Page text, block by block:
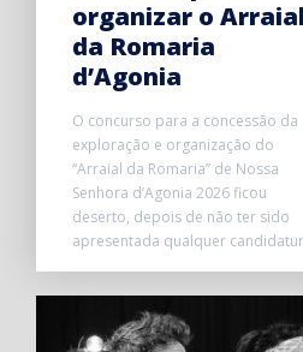
organizar o Arraial
da Romaria
d’Agonia
O concurso para a concessão da
exploração e organização do
“Arraial da Romaria” de Nossa
Senhora d’Agonia 2026 ficou
deserto, depois de não ter sido
apresentada qualquer